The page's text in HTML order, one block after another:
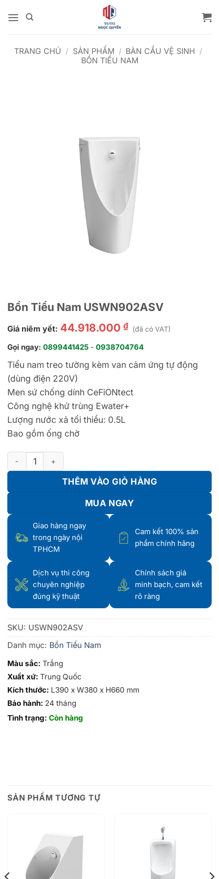
qua
TRANG CHỦ / SẢN PHẨM / BÀN CẦU VỆ SINH /
BỒN TIỂU NAM
Bồn Tiểu Nam USWN902ASV
Giá niêm yết: 44.918.000 ₫ (đã có VAT)
Gọi ngay: 0899441425 - 0938704764
Tiểu nam treo tường kèm van cảm ứng tự động
(dùng điện 220V)
Men sứ chống dính CeFiONtect
Công nghệ khử trùng Ewater+
Lượng nước xả tối thiểu: 0.5L
Bao gồm ống chờ
Bồn Tiểu Nam USWN902ASV số lượng
THÊM VÀO GIỎ HÀNG
MUA NGAY
Giao hàng ngay
trong ngày nội
TPHCM
Cam kết 100% sản
phẩm chính hãng
Dịch vụ thi công
chuyên nghiệp
đúng kỹ thuật
Chính sách giá
minh bạch, cam kết
rõ ràng
SKU: USWN902ASV
Danh mục: Bồn Tiểu Nam
Màu sắc: Trắng
Xuất xứ: Trung Quốc
Kích thước: L390 x W380 x H660 mm
Bảo hành: 24 tháng
Tình trạng: Còn hàng
SẢN PHẨM TƯƠNG TỰ